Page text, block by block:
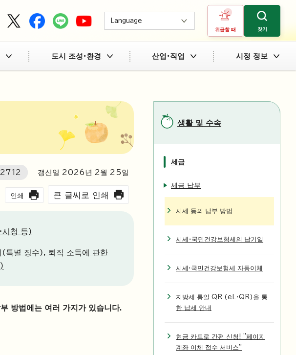
Language
위급할 때 찾기
도시 조성・환경 산업・직업 시정 정보
갱신일 2026 년 2월 25 일
인쇄 큰 글씨로 인쇄
시청 등)
별 징수), 퇴직 소득에 관한
방법에는 여러 가지가 있습니다.
생활 및 수속
세금
세금 납부
시세 등의 납부 방법
시세・국민건강보험세의 납기일
시세·국민건강보험세 자동이체
지방세 통일 QR (eL・QR)을 통
한 납세 안내
현금 카드로 간편 신청! "페이지
계좌 이체 접수 서비스"